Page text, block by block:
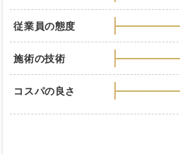
従業員の態度
施術の技術
コスパの良さ